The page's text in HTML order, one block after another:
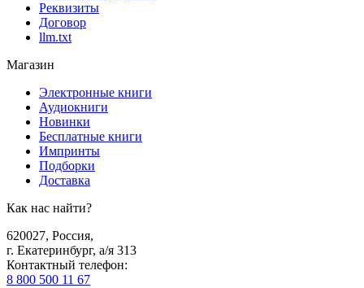
Реквизиты
Договор
llm.txt
Магазин
Электронные книги
Аудиокниги
Новинки
Бесплатные книги
Импринты
Подборки
Доставка
Как нас найти?
620027, Россия,
г. Екатеринбург, а/я 313
Контактный телефон:
8 800 500 11 67